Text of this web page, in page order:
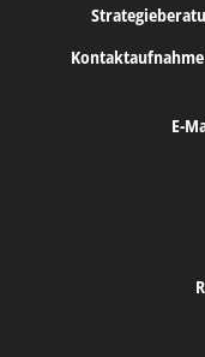
E-